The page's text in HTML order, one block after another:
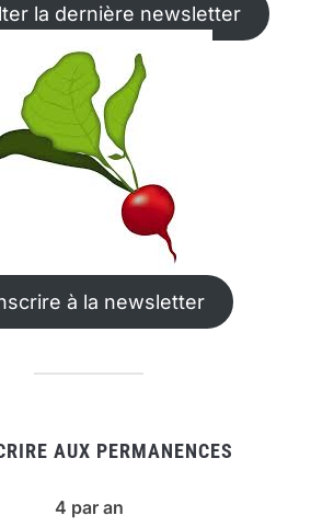
la dernière newsletter
à la newsletter
AUX PERMANENCES
4 par an